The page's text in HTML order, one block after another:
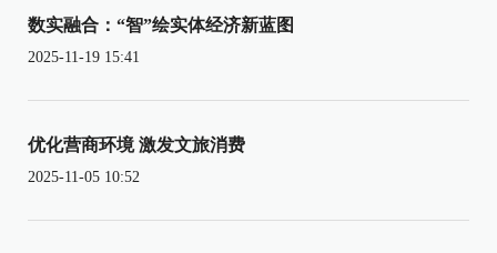
数实融合：“智”绘实体经济新蓝图
2025-11-19 15:41
优化营商环境 激发文旅消费
2025-11-05 10:52